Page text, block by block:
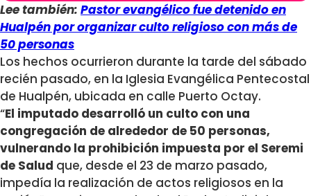
Lee también: Pastor evangélico fue detenido en
Hualpén por organizar culto religioso con más de
50 personas
Los hechos ocurrieron durante la tarde del sábado
recién pasado, en la Iglesia Evangélica Pentecostal
de Hualpén, ubicada en calle Puerto Octay.
“El imputado desarrolló un culto con una
congregación de alrededor de 50 personas,
vulnerando la prohibición impuesta por el Seremi
de Salud que, desde el 23 de marzo pasado,
impedía la realización de actos religiosos en la